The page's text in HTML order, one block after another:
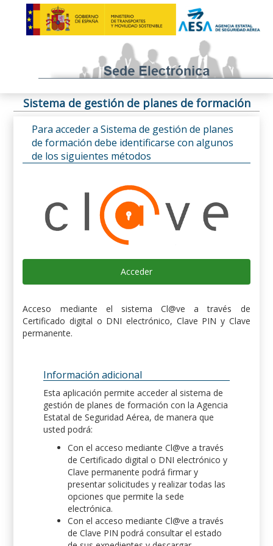
Sistema de gestión de planes de formación
Para acceder a Sistema de gestión de planes
de formación debe identificarse con algunos
de los siguientes métodos
Acceder
Acceso mediante el sistema Cl@ve a través de
Certificado digital o DNI electrónico, Clave PIN y Clave
permanente.
Información adicional
Esta aplicación permite acceder al sistema de
gestión de planes de formación con la Agencia
Estatal de Seguridad Aérea, de manera que
usted podrá:
Con el acceso mediante Cl@ve a través
de Certificado digital o DNI electrónico y
Clave permanente podrá firmar y
presentar solicitudes y realizar todas las
opciones que permite la sede
electrónica.
Con el acceso mediante Cl@ve a través
de Clave PIN podrá consultar el estado